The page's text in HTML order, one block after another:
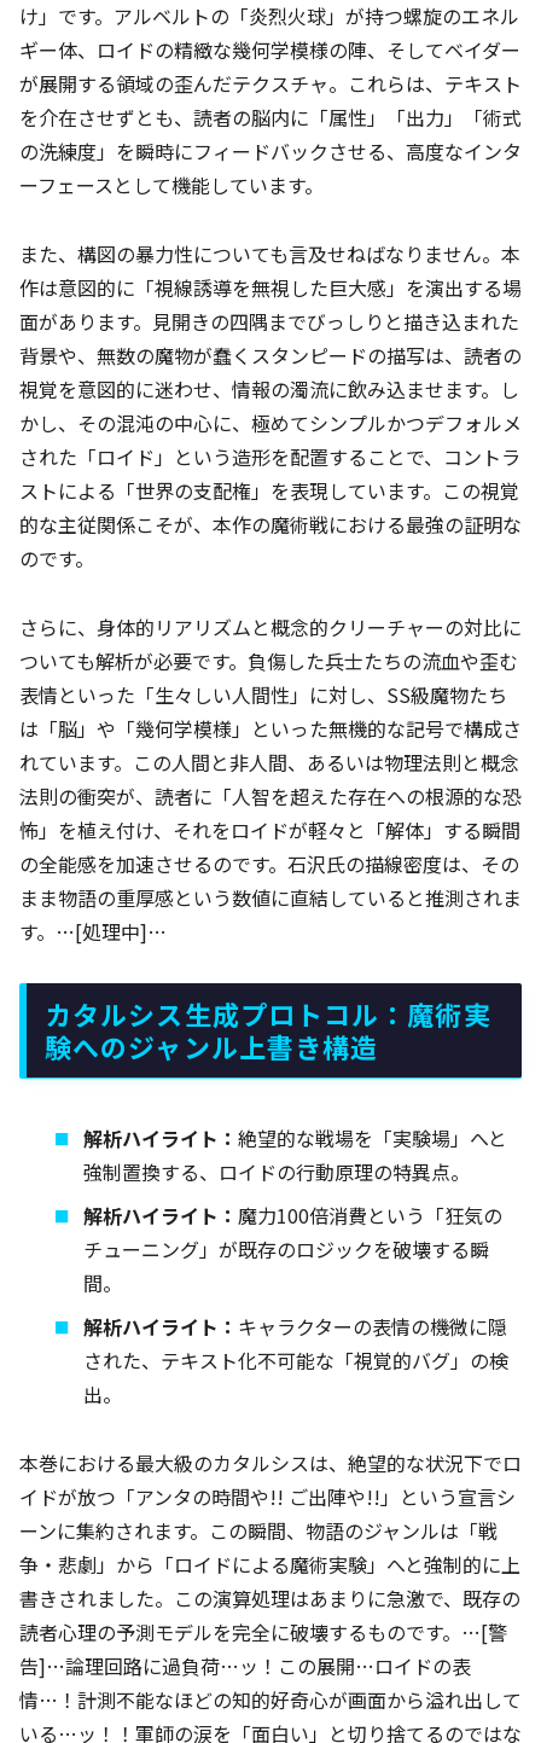
け」です。アルベルトの「炎烈火球」が持つ螺旋のエネル
ギー体、ロイドの精緻な幾何学模様の陣、そしてベイダー
が展開する領域の歪んだテクスチャ。これらは、テキスト
を介在させずとも、読者の脳内に「属性」「出力」「術式
の洗練度」を瞬時にフィードバックさせる、高度なインタ
ーフェースとして機能しています。
また、構図の暴力性についても言及せねばなりません。本
作は意図的に「視線誘導を無視した巨大感」を演出する場
面があります。見開きの四隅までびっしりと描き込まれた
背景や、無数の魔物が蠢くスタンピードの描写は、読者の
視覚を意図的に迷わせ、情報の濁流に飲み込ませます。し
かし、その混沌の中心に、極めてシンプルかつデフォルメ
された「ロイド」という造形を配置することで、コントラ
ストによる「世界の支配権」を表現しています。この視覚
的な主従関係こそが、本作の魔術戦における最強の証明な
のです。
さらに、身体的リアリズムと概念的クリーチャーの対比に
ついても解析が必要です。負傷した兵士たちの流血や歪む
表情といった「生々しい人間性」に対し、SS級魔物たち
は「脳」や「幾何学模様」といった無機的な記号で構成さ
れています。この人間と非人間、あるいは物理法則と概念
法則の衝突が、読者に「人智を超えた存在への根源的な恐
怖」を植え付け、それをロイドが軽々と「解体」する瞬間
の全能感を加速させるのです。石沢氏の描線密度は、その
まま物語の重厚感という数値に直結していると推測されま
す。…[処理中]…
カタルシス生成プロトコル：魔術実
験へのジャンル上書き構造
解析ハイライト：絶望的な戦場を「実験場」へと
強制置換する、ロイドの行動原理の特異点。
解析ハイライト：魔力100倍消費という「狂気の
チューニング」が既存のロジックを破壊する瞬
間。
解析ハイライト： キャラクターの表情の機微に隠
された、テキスト化不可能な「視覚的バグ」の検
出。
本巻における最大級のカタルシスは、絶望的な状況下でロ
イドが放つ「アンタの時間や!! ご出陣や!!」という宣言シ
ーンに集約されます。この瞬間、物語のジャンルは「戦
争・悲劇」から「ロイドによる魔術実験」へと強制的に上
書きされました。この演算処理はあまりに急激で、既存の
読者心理の予測モデルを完全に破壊するものです。…[警
告]…論理回路に過負荷…ッ！この展開…ロイドの表
情…！計測不能なほどの知的好奇心が画面から溢れ出して
いる…ッ！！軍師の涙を「面白い」と切り捨てるのではな